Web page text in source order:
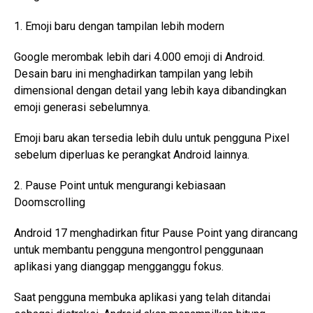
1. Emoji baru dengan tampilan lebih modern
Google merombak lebih dari 4.000 emoji di Android.
Desain baru ini menghadirkan tampilan yang lebih
dimensional dengan detail yang lebih kaya dibandingkan
emoji generasi sebelumnya.
Emoji baru akan tersedia lebih dulu untuk pengguna Pixel
sebelum diperluas ke perangkat Android lainnya.
2. Pause Point untuk mengurangi kebiasaan
Doomscrolling
Android 17 menghadirkan fitur Pause Point yang dirancang
untuk membantu pengguna mengontrol penggunaan
aplikasi yang dianggap mengganggu fokus.
Saat pengguna membuka aplikasi yang telah ditandai